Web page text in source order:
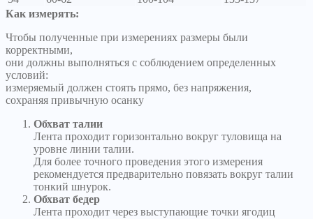
Как измерять:
Чтобы полученные при измерениях размеры были
корректными,
они должны выполняться с соблюдением определенных
условий:
измеряемый должен стоять прямо, без напряжения,
сохраняя привычную осанку
Обхват талии
Лента проходит горизонтально вокруг туловища на
уровне линии талии.
Для более точного проведения этого измерения
рекомендуется предварительно повязать вокруг талии
тонкий шнурок.
Обхват бедер
Лента проходит через выступающие точки ягодиц